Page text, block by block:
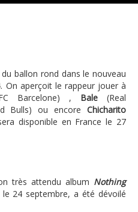
ballon rond dans le nouveau
On aperçoit le rappeur jouer à
Barcelone) , Bale(Real
Bulls) ou encoreChicharito
disponible en France le 27
très attendu album Nothing
24 septembre, a été dévoilé